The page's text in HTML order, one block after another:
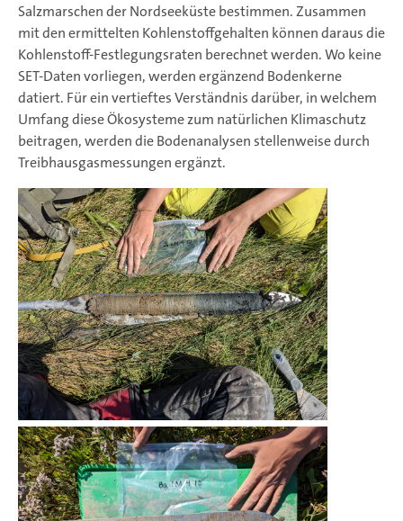
Salzmarschen der Nordseeküste bestimmen. Zusammen
mit den ermittelten Kohlenstoffgehalten können daraus die
Kohlenstoff-Festlegungsraten berechnet werden. Wo keine
SET-Daten vorliegen, werden ergänzend Bodenkerne
datiert. Für ein vertieftes Verständnis darüber, in welchem
Umfang diese Ökosysteme zum natürlichen Klimaschutz
beitragen, werden die Bodenanalysen stellenweise durch
Treibhausgasmessungen ergänzt.